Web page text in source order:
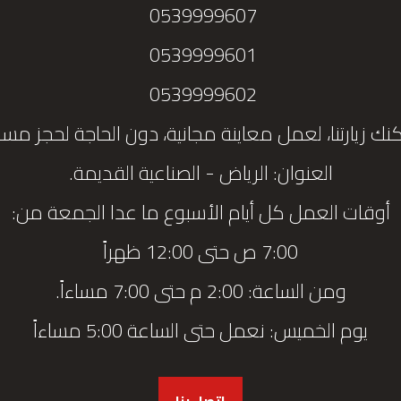
0539999607
0539999601
0539999602
زيارتنا، لعمل معاينة مجانية، دون الحاجة لحجز
العنوان: الرياض - الصناعية القديمة.
أوقات العمل كل أيام الأسبوع ما عدا الجمعة من:
7:00 ص حتى 12:00 ظهراً
ومن الساعة: 2:00 م حتى 7:00 مساءاً.
يوم الخميس: نعمل حتى الساعة 5:00 مساءاً